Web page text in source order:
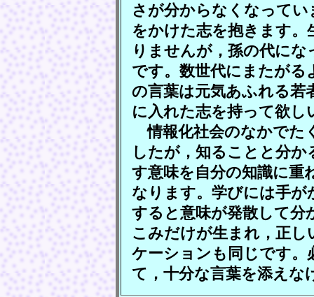
さが分からなくなって
をかけた志を抱きます
りませんが，孫の代に
です。数世代にまたがる
の言葉は元気あふれる若
に入れた志を持って欲
情報化社会のなかでた
したが，知ることと分
す意味を自分の知識に重
なります。学びには手
すると意味が発散して
こみだけが生まれ，正
ケーションも同じです。
て，十分な言葉を添えな